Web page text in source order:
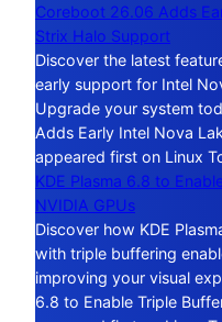
Coreboot 26.06 Adds
Strix Halo Support
Discover the latest
early support for Intel
Upgrade your system
Adds Early Intel Nova
appeared first on Linux
KDE Plasma 6.8 to
NVIDIA GPUs
Discover how KDE
with triple buffering
improving your visual
6.8 to Enable Triple